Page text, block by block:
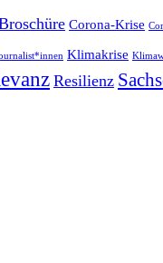
Corona-Krise
Klimakrise
Resilienz